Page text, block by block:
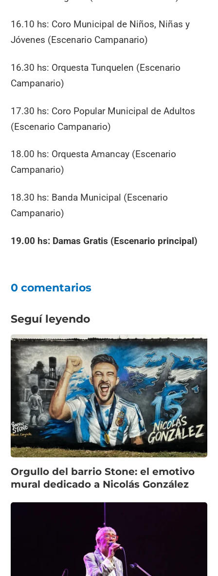
16.10 hs: Coro Municipal de Niños, Niñas y
Jóvenes (Escenario Campanario)
16.30 hs: Orquesta Tunquelen (Escenario
Campanario)
17.30 hs: Coro Popular Municipal de Adultos
(Escenario Campanario)
18.00 hs: Orquesta Amancay (Escenario
Campanario)
18.30 hs: Banda Municipal (Escenario
Campanario)
19.00 hs: Damas Gratis (Escenario principal)
0 comentarios
Seguí leyendo
Orgullo del barrio Stone: el emotivo
mural dedicado a Nicolás González